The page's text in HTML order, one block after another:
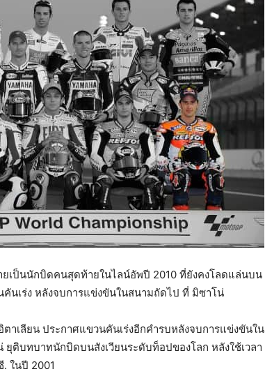
เป็นนักบิดคนสุดท้ายในไลน์อัพปี 2010 ที่ยังคงโลดแล่นบน
นเร่ง หลังจบการแข่งขันในสนามถัดไป ที่ มิซาโน่
าเลียน ประกาศแขวนคันเร่งอีกคำรบหลังจบการแข่งขันใน
ติบทบาทนักบิดบนสังเวียนระดับท็อปของโลก หลังใช้เวลา
ในปี 2001